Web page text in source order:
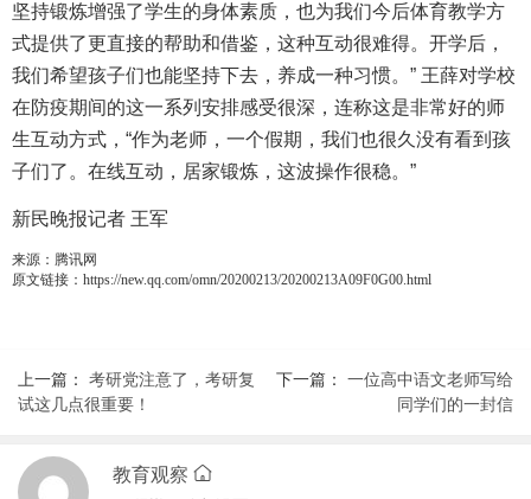
坚持锻炼增强了学生的身体素质，也为我们今后体育教学方
式提供了更直接的帮助和借鉴，这种互动很难得。开学后，
我们希望孩子们也能坚持下去，养成一种习惯。” 王薛对学校
在防疫期间的这一系列安排感受很深，连称这是非常好的师
生互动方式，“作为老师，一个假期，我们也很久没有看到孩
子们了。在线互动，居家锻炼，这波操作很稳。”
新民晚报记者 王军
来源：腾讯网
原文链接：https://new.qq.com/omn/20200213/20200213A09F0G00.html
上一篇： 考研党注意了，考研复
试这几点很重要！
下一篇： 一位高中语文老师写给
同学们的一封信
教育观察